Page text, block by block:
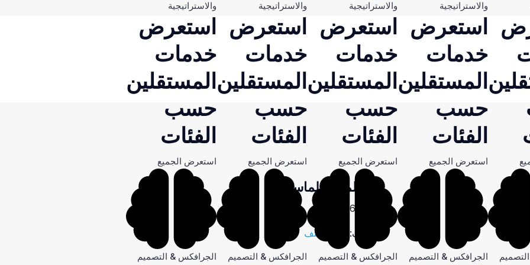
والاستراتيجية
استعرض
خدمات
المستقلين
حسب
الفئات
استعرض الجميع
الجرافكس & التصميم
والاستراتيجية
استعرض
خدمات
المستقلين
حسب
الفئات
استعرض الجميع
الجرافكس & التصميم
والاستراتيجية
استعرض
خدمات
المستقلين
حسب
الفئات
استعرض الجميع
الجرافكس & التصميم
والاستراتيجية
استعرض
خدمات
المستقلين
حسب
الفئات
استعرض الجميع
الجرافكس & التصميم
باقة المميز الماسية
16,000.0
التصنيف: غير مصنف